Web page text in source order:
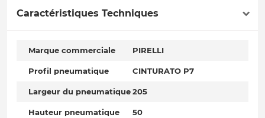
Caractéristiques Techniques
Marque commerciale PIRELLI
Profil pneumatique CINTURATO P7
Largeur du pneumatique205
Hauteur pneumatique 50